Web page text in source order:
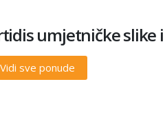
umjetničke slike
Vidi sve ponude